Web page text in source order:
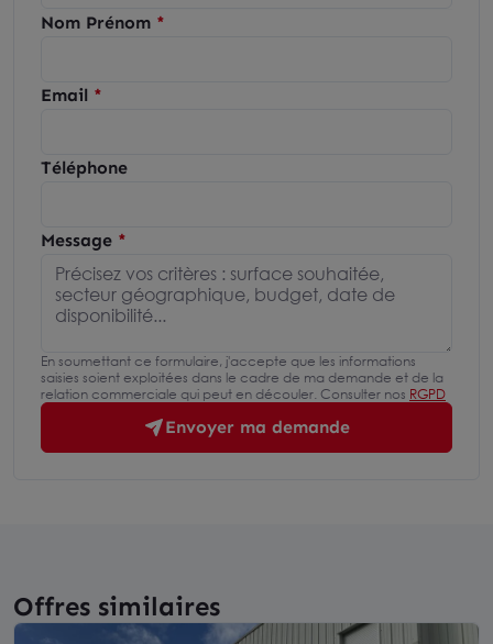
Nom Prénom
Email
Téléphone
Message
En soumettant ce formulaire, j'accepte que les informations
saisies soient exploitées dans le cadre de ma demande et de la
relation commerciale qui peut en découler. Consulter nos RGPD
Envoyer ma demande
Offres similaires